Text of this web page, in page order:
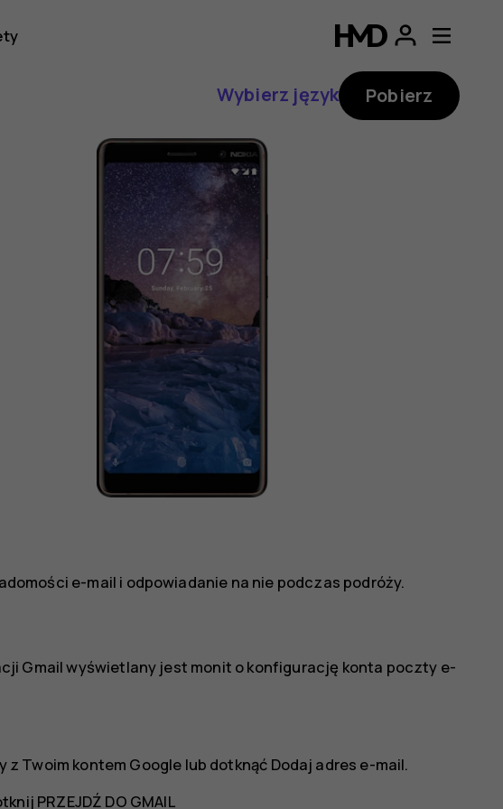
Wybierz język Pobierz
e-mail i odpowiadanie na nie podczas podróży.
Gmail wyświetlany jest monit o konfigurację konta poczty e-
z Twoim kontem Google lub dotknąć Dodaj adres e-mail.
PRZEJDŹ DO GMAIL